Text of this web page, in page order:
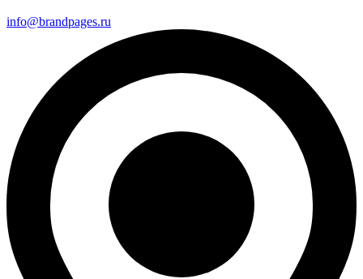
info@brandpages.ru